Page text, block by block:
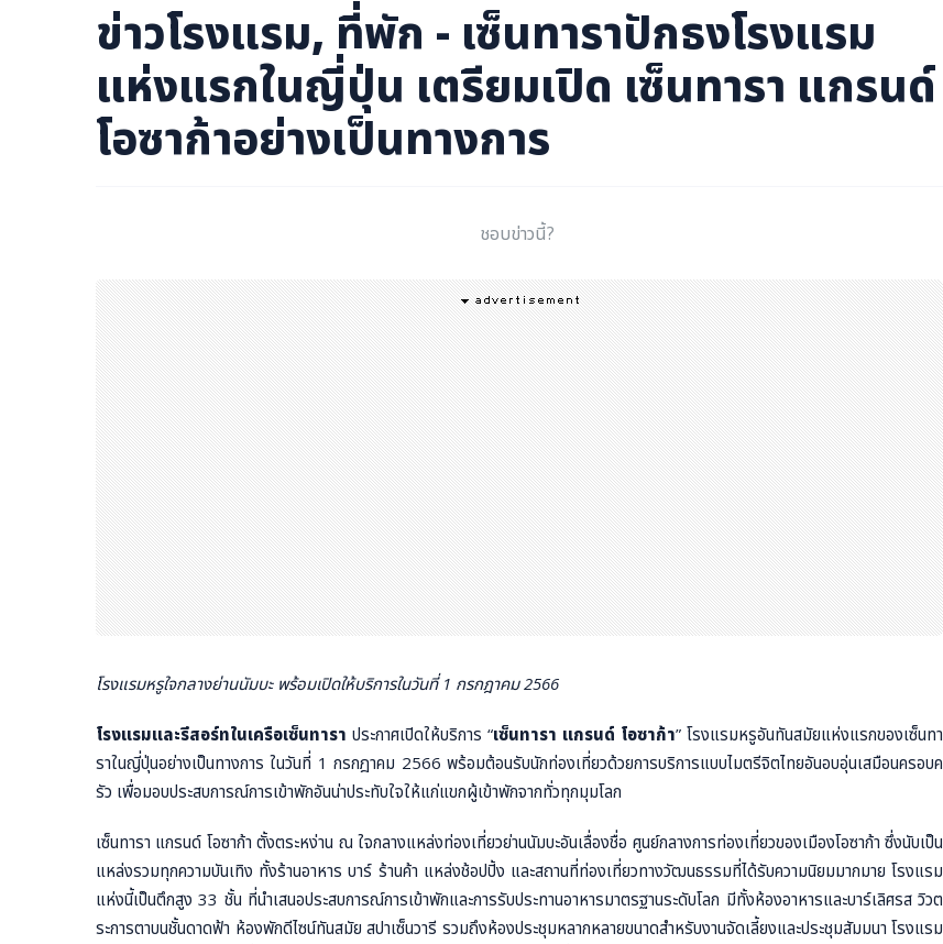
ข่าวโรงแรม, ที่พัก - เซ็นทาราปักธงโรงแรม
แห่งแรกในญี่ปุ่น เตรียมเปิด เซ็นทารา แกรนด์
โอซาก้าอย่างเป็นทางการ
ชอบข่าวนี้?
โรงแรมหรูใจกลางย่านนัมบะ พร้อมเปิดให้บริการในวันที่ 1 กรกฎาคม 2566
โรงแรมและรีสอร์ทในเครือเซ็นทารา ประกาศเปิดให้บริการ “เซ็นทารา แกรนด์ โอซาก้า” โรงแรมหรูอันทันสมัยแห่งแรกของเซ็นทา
ราในญี่ปุ่นอย่างเป็นทางการ ในวันที่ 1 กรกฎาคม 2566 พร้อมต้อนรับนักท่องเที่ยวด้วยการบริการแบบไมตรีจิตไทยอันอบอุ่นเสมือนครอบค
รัว เพื่อมอบประสบการณ์การเข้าพักอันน่าประทับใจให้แก่แขกผู้เข้าพักจากทั่วทุกมุมโลก
เซ็นทารา แกรนด์ โอซาก้า ตั้งตระหง่าน ณ ใจกลางแหล่งท่องเที่ยวย่านนัมบะอันเลื่องชื่อ ศูนย์กลางการท่องเที่ยวของเมืองโอซาก้า ซึ่งนับเป็น
แหล่งรวมทุกความบันเทิง ทั้งร้านอาหาร บาร์ ร้านค้า แหล่งช้อปปิ้ง และสถานที่ท่องเที่ยวทางวัฒนธรรมที่ได้รับความนิยมมากมาย โรงแรม
แห่งนี้เป็นตึกสูง 33 ชั้น ที่นำเสนอประสบการณ์การเข้าพักและการรับประทานอาหารมาตรฐานระดับโลก มีทั้งห้องอาหารและบาร์เลิศรส วิวต
ระการตาบนชั้นดาดฟ้า ห้องพักดีไซน์ทันสมัย สปาเซ็นวารี รวมถึงห้องประชุมหลากหลายขนาดสำหรับงานจัดเลี้ยงและประชุมสัมมนา โรงแรม